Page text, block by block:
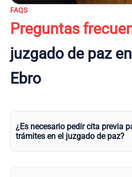
FAQS
Preguntas
juzgado de paz
Ebro
¿Es necesario pedir cita previa
trámites en el juzgado de paz?